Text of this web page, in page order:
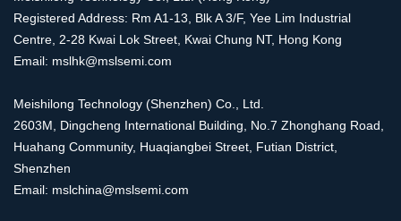
Registered Address: Rm A1-13, Blk A 3/F, Yee Lim Industrial
Centre, 2-28 Kwai Lok Street, Kwai Chung NT, Hong Kong
Email: mslhk@mslsemi.com
Meishilong Technology (Shenzhen) Co., Ltd.
2603M, Dingcheng International Building, No.7 Zhonghang Road,
Huahang Community, Huaqiangbei Street, Futian District,
Shenzhen
Email: mslchina@mslsemi.com